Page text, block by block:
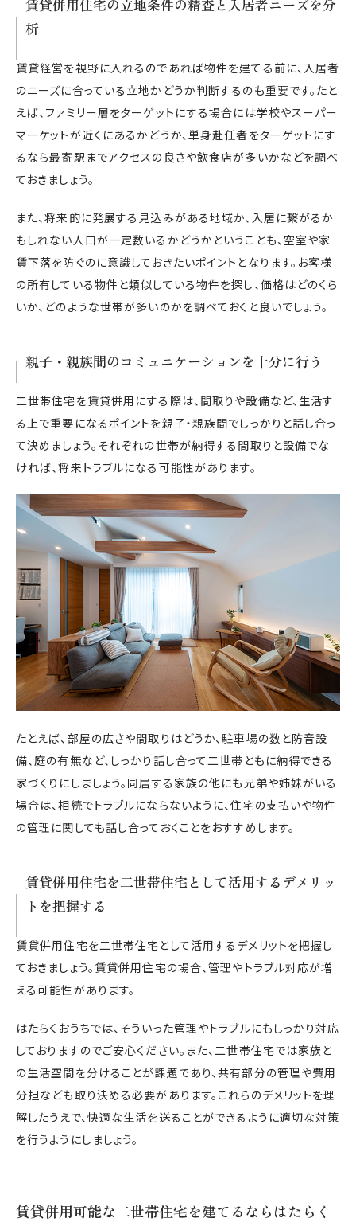
賃貸併用住宅の立地条件の精査と入居者ニーズを分
析
賃貸経営を視野に入れるのであれば物件を建てる前に、入居者
のニーズに合っている立地かどうか判断するのも重要です。たと
えば、ファミリー層をターゲットにする場合には学校やスーパー
マーケットが近くにあるかどうか、単身赴任者をターゲットにす
るなら最寄駅までアクセスの良さや飲食店が多いかなどを調べ
ておきましょう。
また、将来的に発展する見込みがある地域か、入居に繋がるか
もしれない人口が一定数いるかどうかということも、空室や家
賃下落を防ぐのに意識しておきたいポイントとなります。お客様
の所有している物件と類似している物件を探し、価格はどのくら
いか、どのような世帯が多いのかを調べておくと良いでしょう。
親子・親族間のコミュニケーションを十分に行う
二世帯住宅を賃貸併用にする際は、間取りや設備など、生活す
る上で重要になるポイントを親子・親族間でしっかりと話し合っ
て決めましょう。それぞれの世帯が納得する間取りと設備でな
ければ、将来トラブルになる可能性があります。
たとえば、部屋の広さや間取りはどうか、駐車場の数と防音設
備、庭の有無など、しっかり話し合って二世帯ともに納得できる
家づくりにしましょう。同居する家族の他にも兄弟や姉妹がいる
場合は、相続でトラブルにならないように、住宅の支払いや物件
の管理に関しても話し合っておくことをおすすめします。
賃貸併用住宅を二世帯住宅として活用するデメリッ
トを把握する
賃貸併用住宅を二世帯住宅として活用するデメリットを把握し
ておきましょう。賃貸併用住宅の場合、管理やトラブル対応が増
える可能性があります。
はたらくおうちでは、そういった管理やトラブルにもしっかり対応
しておりますのでご安心ください。また、二世帯住宅では家族と
の生活空間を分けることが課題であり、共有部分の管理や費用
分担なども取り決める必要があります。これらのデメリットを理
解したうえで、快適な生活を送ることができるように適切な対策
を行うようにしましょう。
賃貸併用可能な二世帯住宅を建てるならはたらく